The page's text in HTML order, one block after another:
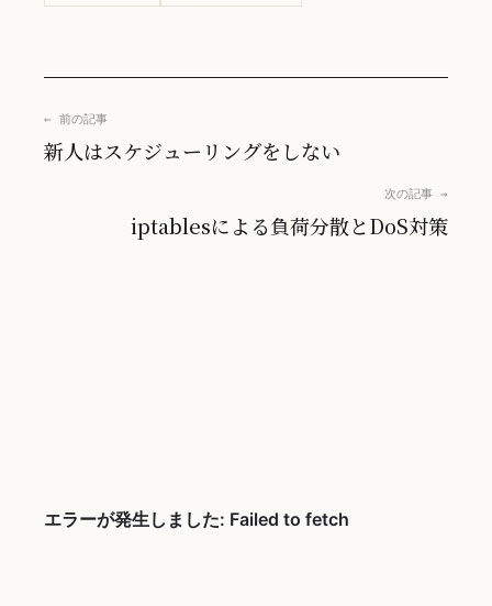
← 前の記事
新人はスケジューリングをしない
次の記事 →
iptablesによる負荷分散とDoS対策